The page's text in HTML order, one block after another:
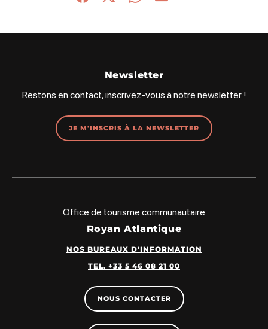
Partager sur Facebook (nouvelle fenêtre)
Partager sur X / Twitter (nouvelle
Partager sur WhatsApp
Partager par mail
Newsletter
Restons en contact, inscrivez-vous à notre newsletter !
JE M'INSCRIS À LA NEWSLETTER
Office de tourisme communautaire
Royan Atlantique
NOS BUREAUX D'INFORMATION
TEL. +33 5 46 08 21 00
NOUS CONTACTER